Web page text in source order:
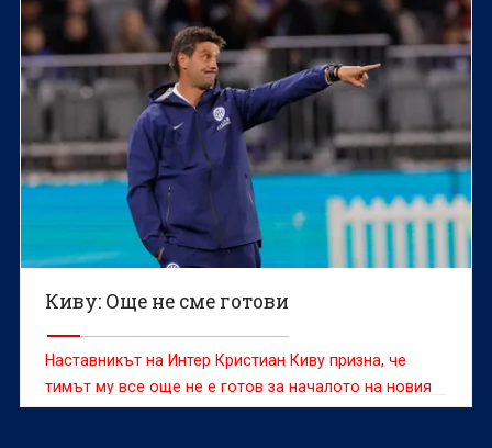
Киву: Още не сме готови
Наставникът на Интер Кристиан Киву призна, че
тимът му все още не е готов за началото на новия
сезон въпреки днешната победа с 2:1 в контролата